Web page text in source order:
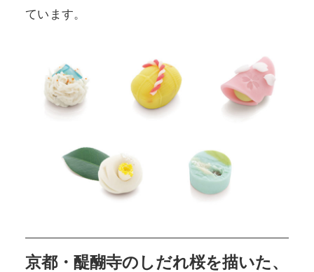
ています。
京都・醍醐寺のしだれ桜を描いた、